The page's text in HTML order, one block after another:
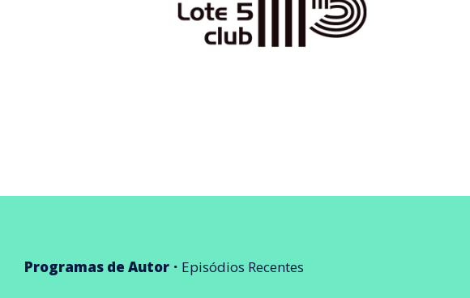
Programas de Autor Episódios Recentes